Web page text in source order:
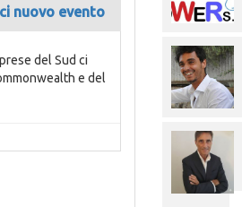
nuovo evento
del Sud ci
e del